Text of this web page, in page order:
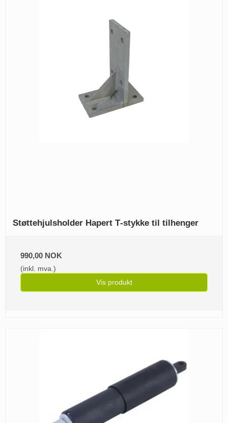
Støttehjulsholder Hapert T‑stykke til tilhenger
990,00 NOK
(inkl. mva.)
Vis produkt